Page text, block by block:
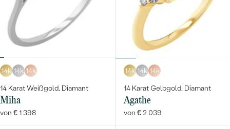
14k 14k 14k
14 Karat Weißgold, Diamant
Miha
von € 1 398
14k 14k 14k
14 Karat Gelbgold, Diamant
Agathe
von € 2 039